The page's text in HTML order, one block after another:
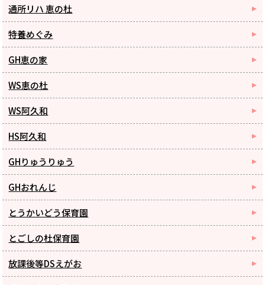
通所リハ 恵の杜
特養めぐみ
GH恵の家
WS恵の杜
WS阿久和
HS阿久和
GHりゅうりゅう
GHおれんじ
とうかいどう保育園
とごしの杜保育園
放課後等DSえがお